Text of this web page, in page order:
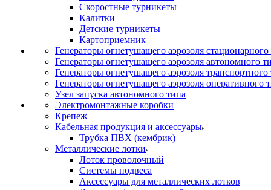
Скоростные турникеты
Калитки
Детские турникеты
Картоприемник
Генераторы огнетушащего аэрозоля стационарного
Генераторы огнетушащего аэрозоля автономного
Генераторы огнетушащего аэрозоля транспортного
Генераторы огнетушащего аэрозоля оперативного
Узел запуска автономного типа
Электромонтажные коробки
Крепеж
Кабельная продукция и аксессуары
Трубка ПВХ (кембрик)
Металлические лотки
Лоток проволочный
Системы подвеса
Аксессуары для металлических лотков